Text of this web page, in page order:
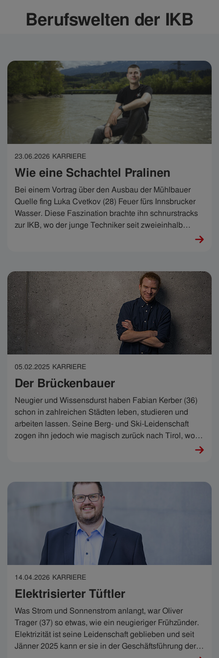
Berufswelten der IKB
23.06.2026 KARRIERE
Wie eine Schachtel Pralinen
Bei einem Vortrag über den Ausbau der Mühlbauer
Quelle fing Luka Cvetkov (28) Feuer fürs Innsbrucker
Wasser. Diese Faszination brachte ihn schnurstracks
zur IKB, wo der junge Techniker seit zweieinhalb
Trinkwassertag am 12. Juni 2026 zeigt Luka, was er
meint.
05.02.2025 KARRIERE
Der Brückenbauer
Neugier und Wissensdurst haben Fabian Kerber (36)
schon in zahlreichen Städten leben, studieren und
arbeiten lassen. Seine Berg- und Ski-Leidenschaft
zogen ihn jedoch wie magisch zurück nach Tirol, wo er
14.04.2026 KARRIERE
Elektrisierter Tüftler
Was Strom und Sonnenstrom anlangt, war Oliver
Trager (37) so etwas, wie ein neugieriger Frühzünder.
Elektrizität ist seine Leidenschaft geblieben und seit
Jänner 2025 kann er sie in der Geschäftsführung der